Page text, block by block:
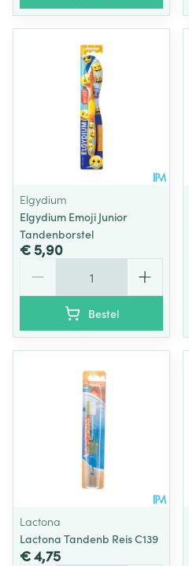
Elgydium
Elgydium Emoji Junior
Tandenborstel
€ 5,90
Bestel
Lactona
Lactona Tandenb Reis C139
€ 4,75